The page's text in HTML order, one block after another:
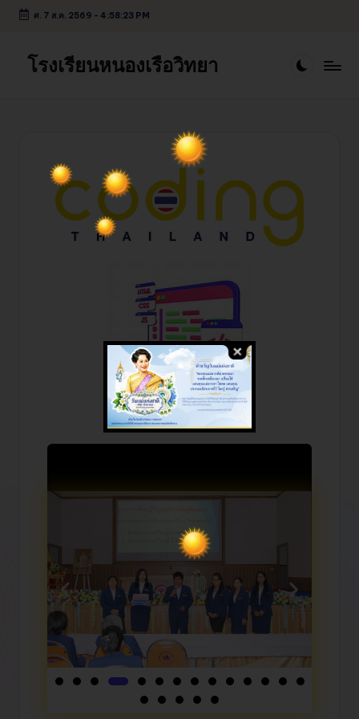
ศ. 7 ส.ค. 2569 - 4:58:23 PM
โรงเรียนหนองเรือวิทยา